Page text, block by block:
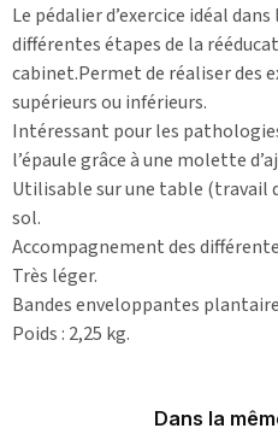
Le pédalier d’exercice idéal
différentes étapes de la
cabinet.Permet de réaliser des
supérieurs ou inférieurs.
Intéressant pour les
l’épaule grâce à une molette
Utilisable sur une table (travail
sol.
Accompagnement des
Très léger.
Bandes enveloppantes
Poids : 2,25 kg.
Dans la